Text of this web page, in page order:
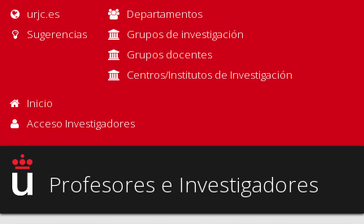
urjc.es
Sugerencias
Departamentos
Grupos de investigación
Grupos docentes
Centros/Institutos de Investigación
Inicio
Acceso Investigadores
Profesores e Investigadores